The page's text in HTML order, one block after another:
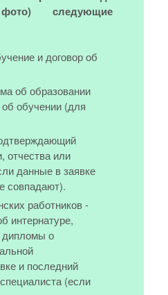
следующие
и договор об
об образовании
обучении (для
отчества или
данные в заявке
совпадают).
работников -
интернатуре,
дипломы о
и последний
(если